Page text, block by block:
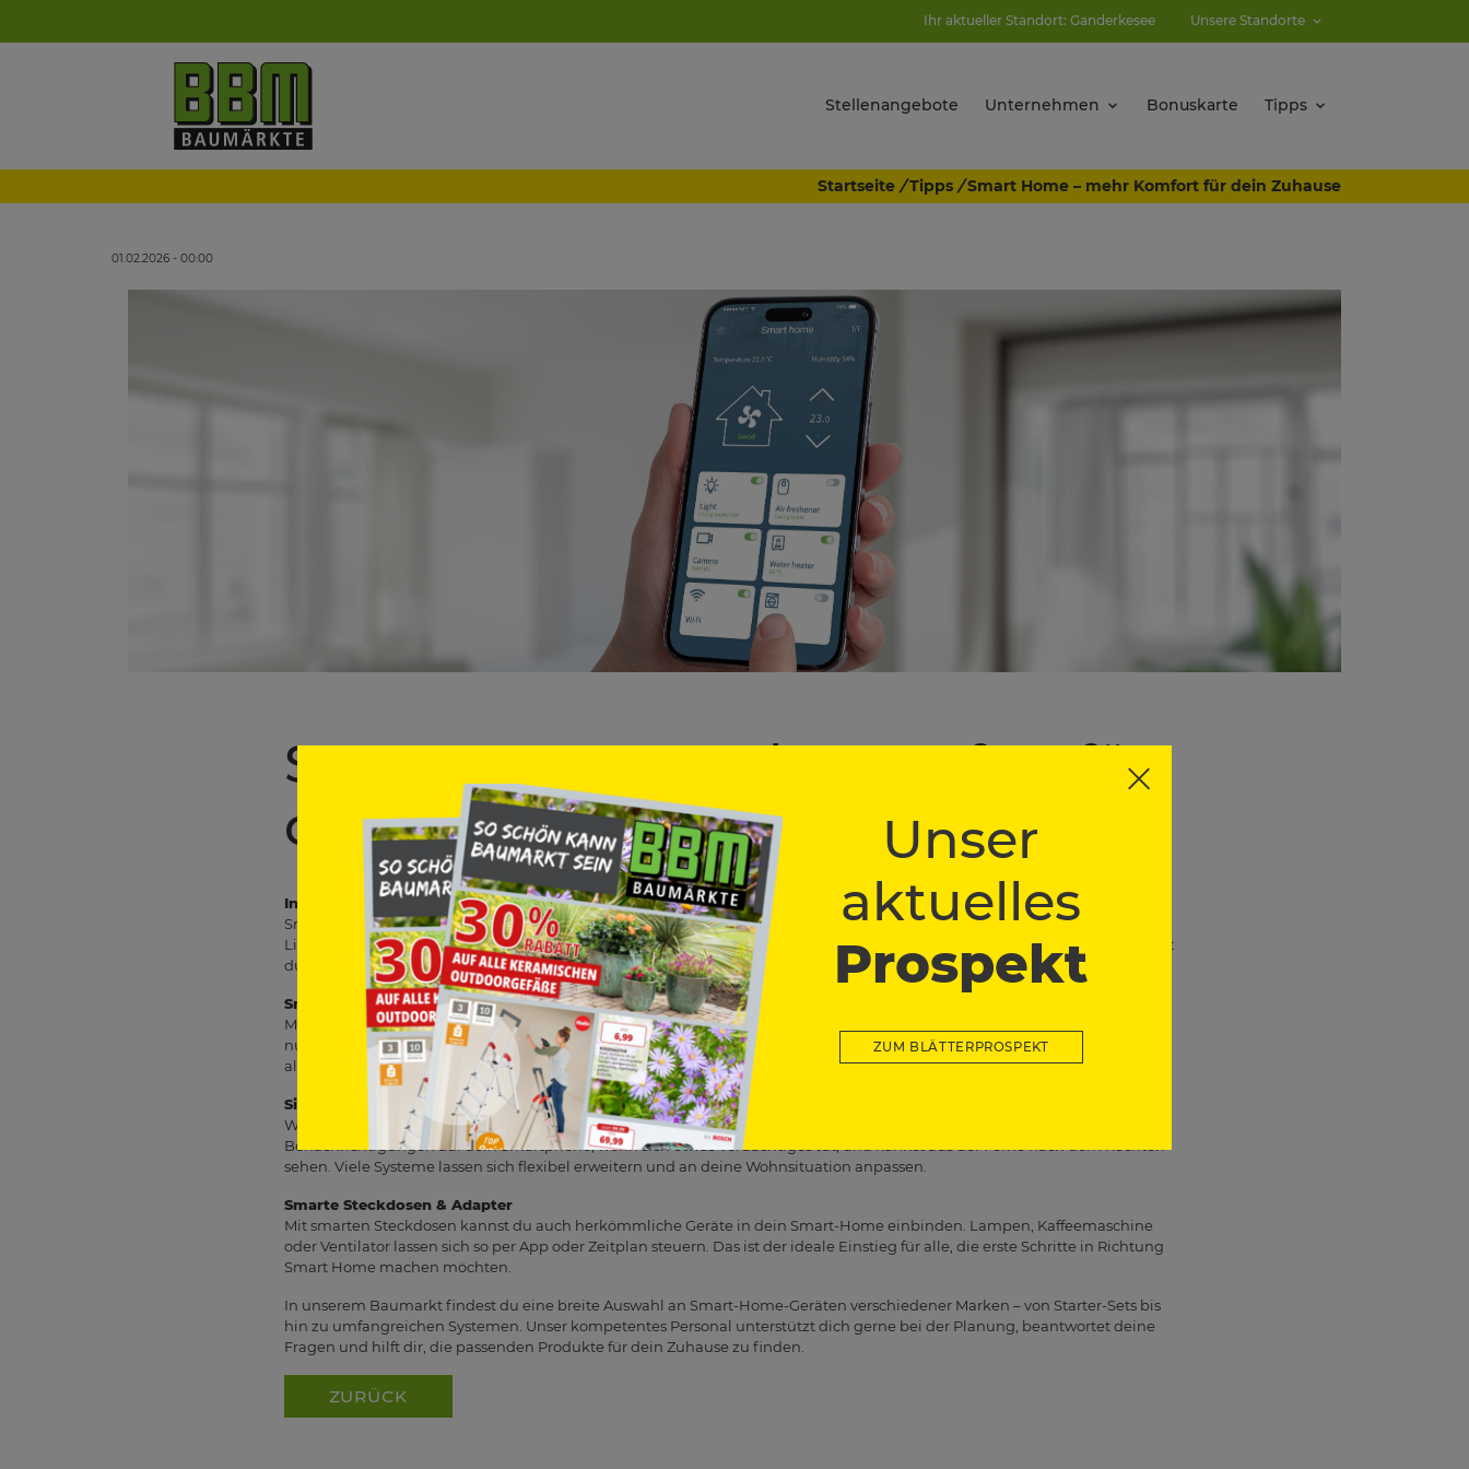
Unser
aktuelles
Prospekt
ZUM BLÄTTERPROSPEKT
Ihr aktueller Standort: Ganderkesee Unsere Standorte
Stellenangebote Unternehmen Bonuskarte Tipps
Startseite / Tipps / Smart Home – mehr Komfort für dein Zuhause
01.02.2026 - 00:00
Smart Home – mehr Komfort für
dein Zuhause
Intelligente Beleuchtung
Smarte Lampen und LED-Stripes lassen sich bequem per App oder Sprachassistent steuern. Du kannst Helligkeit und
Lichtfarbe anpassen oder Zeitpläne erstellen, damit das Licht automatisch angeht, wenn du nach Hause kommst. So schaffst
du im Handumdrehen die passende Stimmung fürs Wohnzimmer, Büro oder Schlafzimmer.
Smarte Heizungssteuerung
Mit intelligenten Heizkörperthermostaten regelst du die Temperatur in jedem Raum individuell. Über Zeitprogramme wird
nur dann geheizt, wenn es wirklich nötig ist. Das sorgt für mehr Komfort und kann gleichzeitig Heizkosten sparen – ideal für
alle, die ihr Zuhause effizienter machen wollen.
Sicherheits- & Überwachungslösungen
WLAN-Kameras, Tür- und Fenstersensoren sowie smarte Türklingeln erhöhen die Sicherheit in deinem Zuhause. Du erhältst
Benachrichtigungen auf dein Smartphone, wenn sich etwas Verdächtiges tut, und kannst aus der Ferne nach dem Rechten
sehen. Viele Systeme lassen sich flexibel erweitern und an deine Wohnsituation anpassen.
Smarte Steckdosen & Adapter
Mit smarten Steckdosen kannst du auch herkömmliche Geräte in dein Smart-Home einbinden. Lampen, Kaffeemaschine
oder Ventilator lassen sich so per App oder Zeitplan steuern. Das ist der ideale Einstieg für alle, die erste Schritte in Richtung
Smart Home machen möchten.
In unserem Baumarkt findest du eine breite Auswahl an Smart-Home-Geräten verschiedener Marken – von Starter-Sets bis
hin zu umfangreichen Systemen. Unser kompetentes Personal unterstützt dich gerne bei der Planung, beantwortet deine
Fragen und hilft dir, die passenden Produkte für dein Zuhause zu finden.
ZURÜCK